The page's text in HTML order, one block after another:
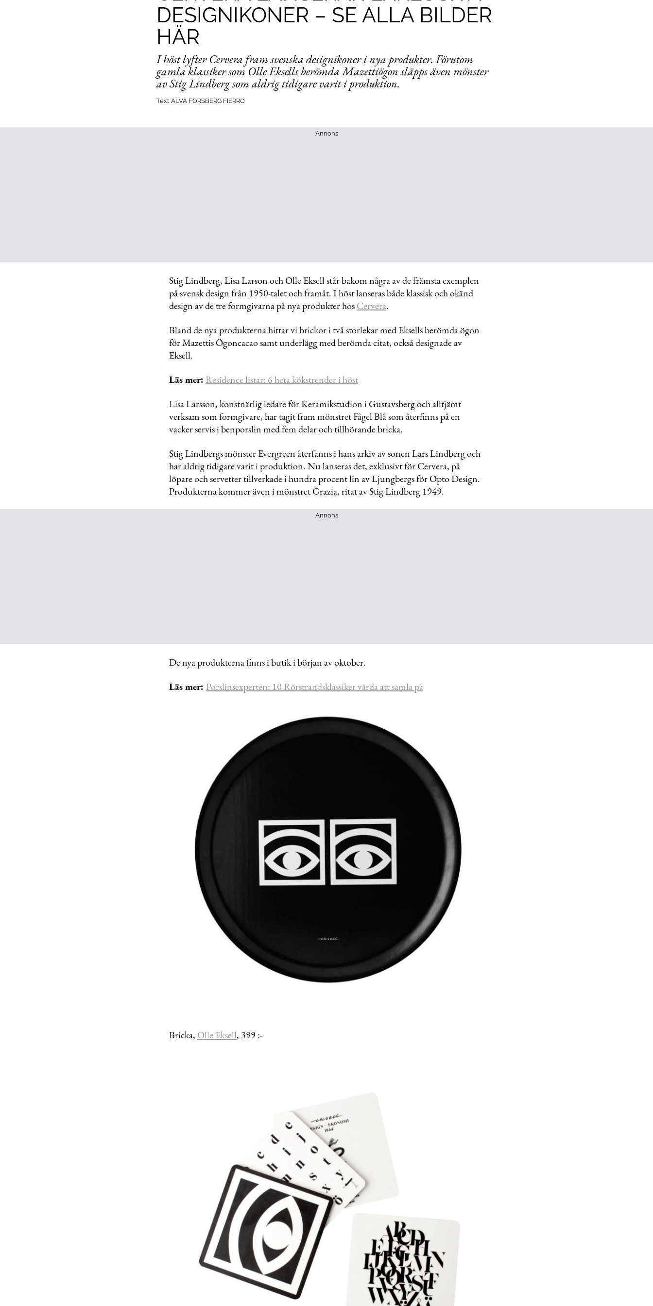
DESIGNIKONER – SE ALLA BILDER
HÄR
I höst lyfter Cervera fram svenska designikoner i nya produkter. Förutom
gamla klassiker som Olle Eksells berömda Mazettiögon släpps även mönster
av Stig Lindberg som aldrig tidigare varit i produktion.
Text ALVA FORSBERG FIERRO
Annons
Stig Lindberg, Lisa Larson och Olle Eksell står bakom några av de främsta exemplen
på svensk design från 1950-talet och framåt. I höst lanseras både klassisk och okänd
design av de tre formgivarna på nya produkter hosCervera.
Bland de nya produkterna hittar vi brickor i två storlekar med Eksells berömda ögon
för Mazettis Ögoncacao samt underlägg med berömda citat, också designade av
Eksell.
Läs mer: Residence listar: 6 heta kökstrender i höst
Lisa Larsson, konstnärlig ledare för Keramikstudion i Gustavsberg och alltjämt
verksam som formgivare, har tagit fram mönstret Fågel Blå som återfinns på en
vacker servis i benporslin med fem delar och tillhörande bricka.
Stig Lindbergs mönster Evergreen återfanns i hans arkiv av sonen Lars Lindberg och
har aldrig tidigare varit i produktion. Nu lanseras det, exklusivt för Cervera, på
löpare och servetter tillverkade i hundra procent lin av Ljungbergs för Opto Design.
Produkterna kommer även i mönstret Grazia, ritat av Stig Lindberg 1949.
Annons
De nya produkterna finns i butik i början av oktober.
Läs mer: Porslinsexperten: 10 Rörstrandsklassiker värda att samla på
Bricka, Olle Eksell, 399 :-